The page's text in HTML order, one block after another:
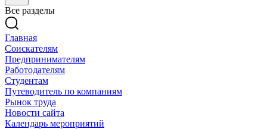
Все разделы
Главная
Соискателям
Предпринимателям
Работодателям
Студентам
Путеводитель по компаниям
Рынок труда
Новости сайта
Календарь мероприятий